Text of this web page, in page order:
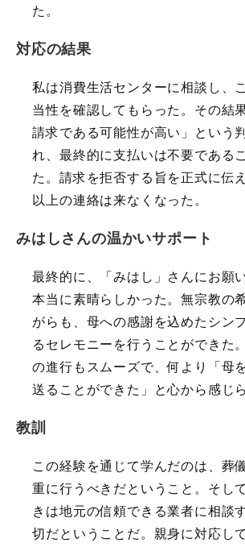
た。
対応の結果
私は消費生活センターに相談し、
当性を確認してもらった。その結
請求である可能性が高い」という
れ、最終的に支払いは不要である
た。請求を拒否する旨を正式に伝
以上の連絡は来なくなった。
みはしさんの温かいサポート
最終的に、「みはし」さんにお願
本当に素晴らしかった。無宗教の
がらも、母への感謝を込めたシン
るセレモニーを行うことができた
の進行もスムーズで、何より「母
送ることができた」と心から感じ
教訓
この経験を通じて学んだのは、葬
重に行うべきだということ。そし
きは地元の信頼できる業者に相談
切だということだ。親身に対応し